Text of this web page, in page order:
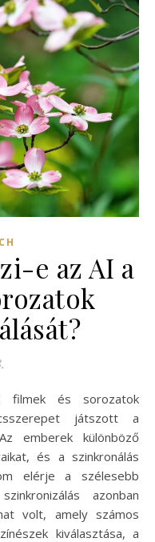
e az AI a
játszott a
emberek különböző
és a szinkronálás
elérje a szélesebb
azonban
volt, amely számos
kiválasztása, a